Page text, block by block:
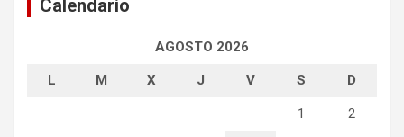
Calendario
AGOSTO 2026
L M X J V S D
1 2